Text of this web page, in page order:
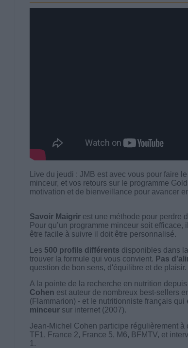
Live du jeudi : JMB est avec vous pour faire
minceur, et vos retours sur le programme
motivation et de bienveillance pour avancer
Savoir Maigrirest une méthode pour perdre
Pour qu’un programme minceur soit
être facile à suivre il doit être personnalisé.
Les 500 profils différents disponibles dans
trouver la formule qui vous convient. Pas
question de bon sens, d'équilibre et de plaisir.
A la pointe de la recherche en nutrition
Cohen est auteur de nombreux best-sellers
(Flammarion) - et le nutritionniste français qui
minceursur internet (2007).
Jean-Michel Cohen participe régulièrement
TF1, France 2, France 5, M6, BFMTV, et
1.